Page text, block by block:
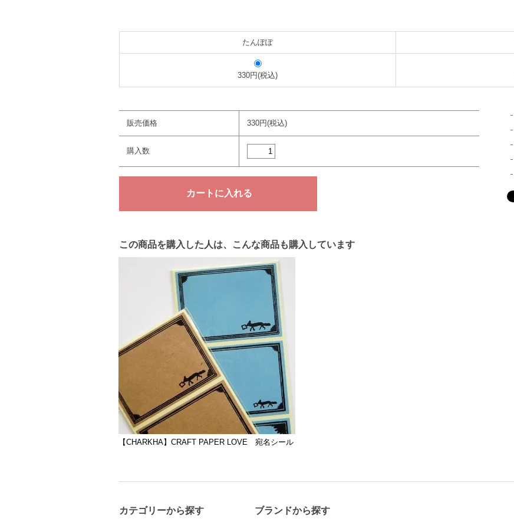
たんぽぽ
330円(税込)
販売価格 330円(税込)
購入数
この商品を購入した人は、こんな商品も購入しています
【CHARKHA】CRAFT PAPER LOVE 宛名シール
カテゴリーから探す ブランドから探す